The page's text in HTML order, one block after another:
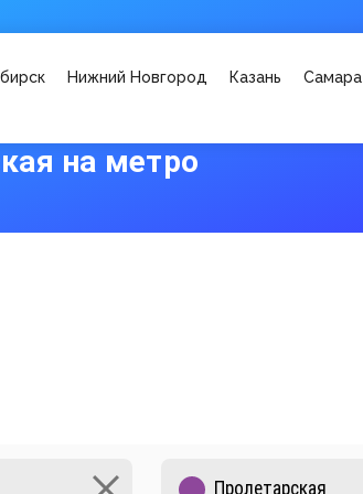
Нижний Новгород Казань Самара
на метро